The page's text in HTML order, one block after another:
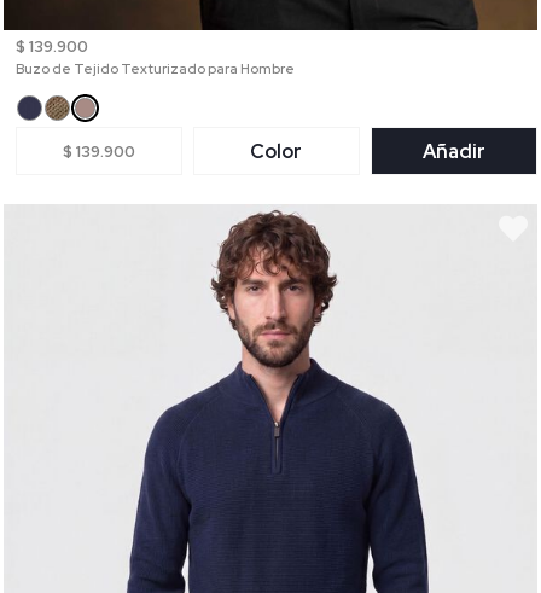
$ 139.900
Buzo de Tejido Texturizado para Hombre
$ 139.900 Color Añadir